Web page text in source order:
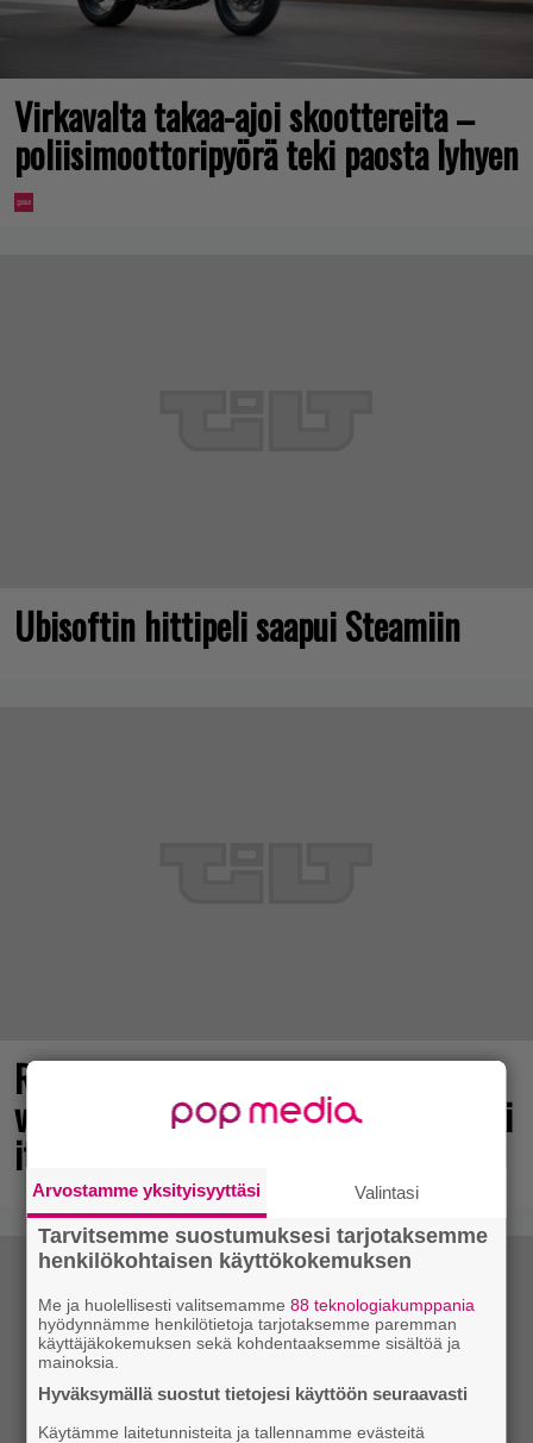
Virkavalta takaa-ajoi skoottereita –
poliisimoottoripyörä teki paosta lyhyen
Ubisoftin hittipeli saapui Steamiin
Rakastettu julkaisija täyttää 40
vuotta, valtavat alet käynnissä – hanki
itsellesi klassikoita pikkurahalla
Arvostamme yksityisyyttäsi Valintasi
Tarvitsemme suostumuksesi tarjotaksemme
henkilökohtaisen käyttökokemuksen
Me ja huolellisesti valitsemamme88 teknologiakumppania
hyödynnämme henkilötietoja tarjotaksemme paremman
käyttäjäkokemuksen sekä kohdentaaksemme sisältöä ja
mainoksia.
Hyväksymällä suostut tietojesi käyttöön seuraavasti
Käytämme laitetunnisteita ja tallennamme evästeitä